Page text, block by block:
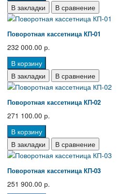
В закладки
В сравнение
Поворотная кассетница КП-01
232 000.00 р.
В корзину
В закладки
В сравнение
Поворотная кассетница КП-02
271 100.00 р.
В корзину
В закладки
В сравнение
Поворотная кассетница КП-03
251 900.00 р.